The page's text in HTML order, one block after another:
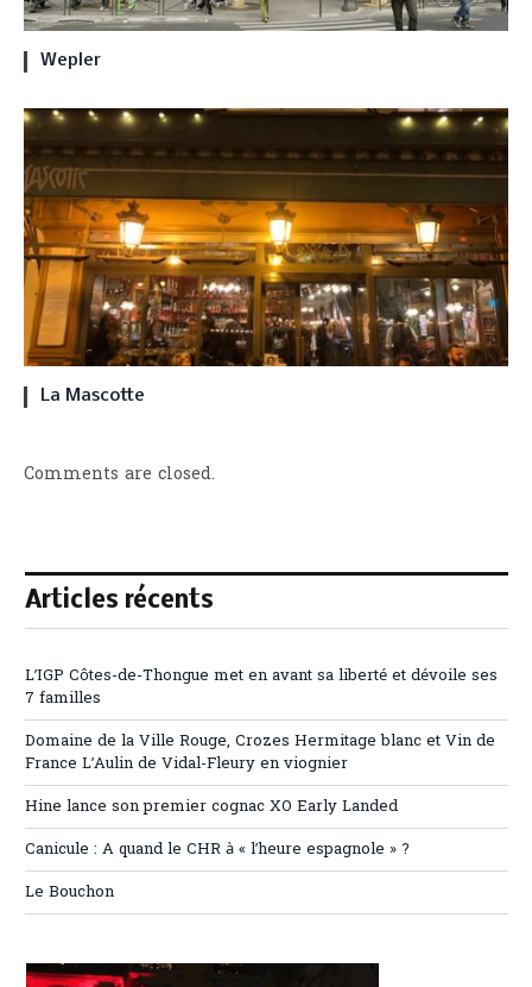
Wepler
La Mascotte
Comments are closed.
Articles récents
L’IGP Côtes-de-Thongue met en avant sa liberté et dévoile ses
7 familles
Domaine de la Ville Rouge, Crozes Hermitage blanc et Vin de
France L’Aulin de Vidal-Fleury en viognier
Hine lance son premier cognac XO Early Landed
Canicule : A quand le CHR à « l’heure espagnole » ?
Le Bouchon